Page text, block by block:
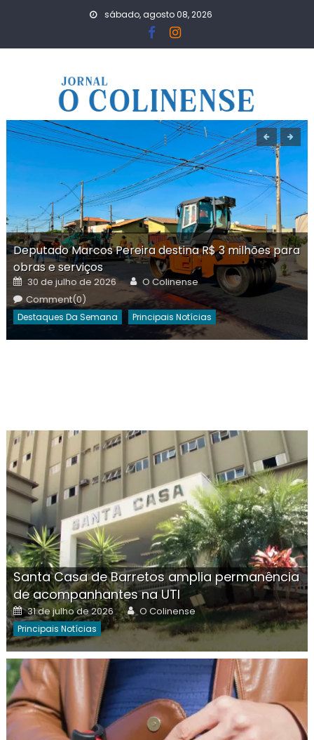
sábado, agosto 08, 2026
Deputado Marcos Pereira destina R$ 3 milhões para
obras e serviços
Posted
on
30 de julho de 2026 Author
O Colinense
Comment(0)
Destaques Da Semana Principais Notícias
Santa Casa de Barretos amplia permanência
de acompanhantes na UTI
Posted
on
31 de julho de 2026 Author
O Colinense
Principais Notícias